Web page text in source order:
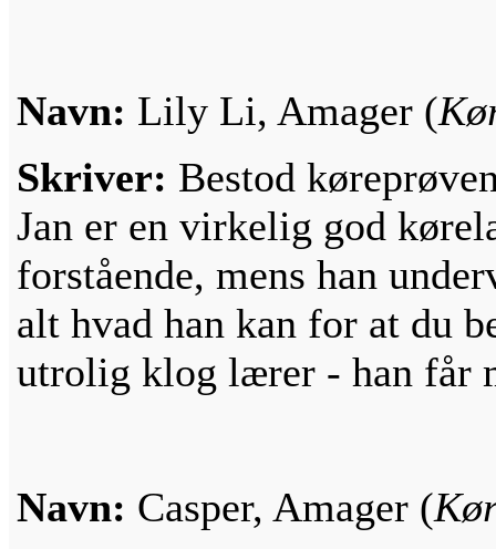
Navn: Lily Li, Amager (
Skriver: Bestod
Jan er en virkelig god
forstående, mens han
alt hvad han kan for at du
utrolig klog lærer - han får
Navn: Casper, Amager (